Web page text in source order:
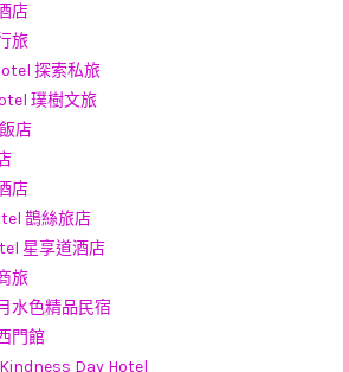
店
旅
探索私旅
璞樹文旅
店
店
鵲絲旅店
星享道酒店
旅
水色精品民宿
門館
Day Hotel